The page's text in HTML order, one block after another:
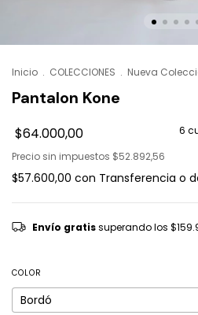
Inicio . COLECCIONES . Nueva
Pantalon Kone
$64.000,00 6
Precio sin impuestos $52.892,56
$57.600,00 con Transferencia o
Envío gratis superando los
COLOR